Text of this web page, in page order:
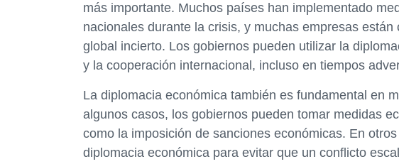
más importante. Muchos países han implementado
nacionales durante la crisis, y muchas empresas
global incierto. Los gobiernos pueden utilizar la
y la cooperación internacional, incluso en tiempos
La diplomacia económica también es fundamental en
algunos casos, los gobiernos pueden tomar medidas
como la imposición de sanciones económicas. En
diplomacia económica para evitar que un conflicto